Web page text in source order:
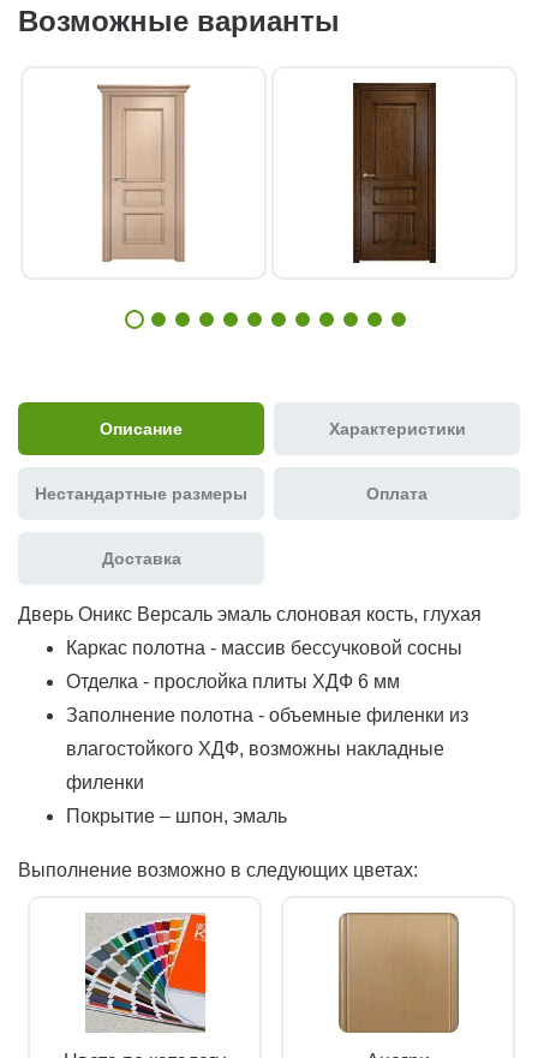
Возможные варианты
Описание Характеристики
Нестандартные размеры Оплата
Доставка
Дверь Оникс Версаль эмаль слоновая кость, глухая
Каркас полотна - массив бессучковой сосны
Отделка - прослойка плиты ХДФ 6 мм
Заполнение полотна - объемные филенки из
влагостойкого ХДФ, возможны накладные
филенки
Покрытие – шпон, эмаль
Выполнение возможно в следующих цветах: